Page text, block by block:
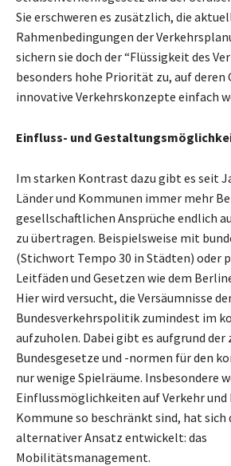
Sie erschweren es zusätzlich, die
Rahmenbedingungen der
sichern sie doch der “Flüssigkeit des
besonders hohe Priorität zu, auf deren
innovative Verkehrskonzepte einfach
Einfluss- und
Im starken Kontrast dazu gibt es seit
Länder und Kommunen immer mehr
gesellschaftlichen Ansprüche endlich
zu übertragen. Beispielsweise mit
(Stichwort Tempo 30 in Städten) oder
Leitfäden und Gesetzen wie dem
Hier wird versucht, die Versäumnisse
Bundesverkehrspolitik zumindest im
aufzuholen. Dabei gibt es aufgrund der
Bundesgesetze und -normen für den
nur wenige Spielräume. Insbesondere
Einflussmöglichkeiten auf Verkehr
Kommune so beschränkt sind, hat sich
alternativer Ansatz entwickelt: das
Mobilitätsmanagement.